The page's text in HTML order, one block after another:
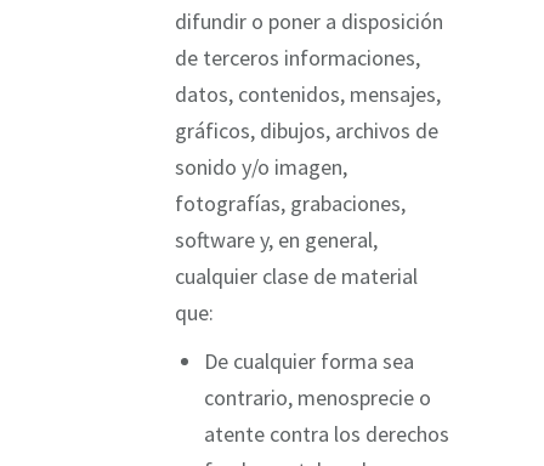
difundir o poner a disposición
de terceros informaciones,
datos, contenidos, mensajes,
gráficos, dibujos, archivos de
sonido y/o imagen,
fotografías, grabaciones,
software y, en general,
cualquier clase de material
que:
De cualquier forma sea
contrario, menosprecie o
atente contra los derechos